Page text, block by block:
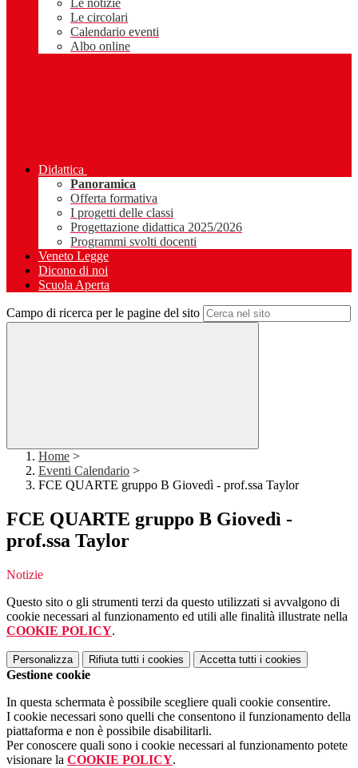
Le notizie
Le circolari
Calendario eventi
Albo online
Didattica
Panoramica
Offerta formativa
I progetti delle classi
Progettazione didattica 2025/2026
Programmi svolti docenti
Veneto Legge
Dicono di noi
Scuola Aperta
Campo di ricerca per le pagine del sito
Home >
Eventi Calendario >
FCE QUARTE gruppo B Giovedì - prof.ssa Taylor
FCE QUARTE gruppo B Giovedì -
prof.ssa Taylor
Notizie
Questo sito o gli strumenti terzi da questo utilizzati si avvalgono di
cookie necessari al funzionamento ed utili alle finalità illustrate nella
COOKIE POLICY.
Personalizza Rifiuta tutti i cookies Accetta tutti i cookies
Gestione cookie
In questa schermata è possibile scegliere quali cookie consentire.
I cookie necessari sono quelli che consentono il funzionamento della
piattaforma e non è possibile disabilitarli.
Per conoscere quali sono i cookie necessari al funzionamento potete
visionare la COOKIE POLICY.